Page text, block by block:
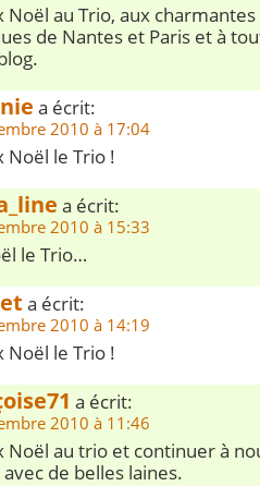
Noël au Trio, aux
de Nantes et Paris et à
a écrit:
2010 à 17:04
Noël le Trio !
a écrit:
2010 à 15:33
le Trio…
a écrit:
2010 à 14:19
Noël le Trio !
a écrit:
2010 à 11:46
Noël au trio et continuer à
de belles laines.